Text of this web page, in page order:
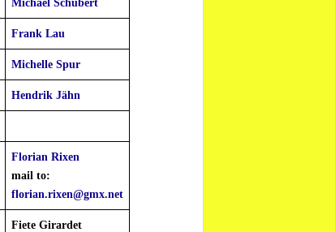
Michael Schubert
Frank Lau
Michelle Spur
Hendrik Jähn
Florian Rixen
mail to:
florian.rixen@gmx.net
Fiete Girardet